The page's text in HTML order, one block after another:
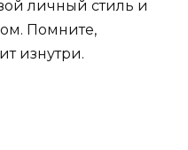
личный стиль и
Помните,
изнутри.